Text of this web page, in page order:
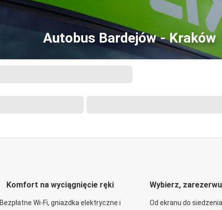
Autobus Bardejów - Kraków
Komfort na wyciągnięcie ręki
Bezpłatne Wi-Fi, gniazdka elektryczne i
Wybierz,
Od ekranu do